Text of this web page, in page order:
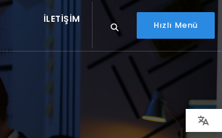
İLETIŞIM
Hızlı Menü